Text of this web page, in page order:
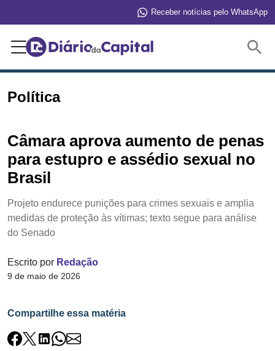
Receber notícias pelo WhatsApp
Política
Câmara aprova aumento de penas
para estupro e assédio sexual no
Brasil
Projeto endurece punições para crimes sexuais e amplia
medidas de proteção às vítimas; texto segue para análise
do Senado
Escrito por Redação
9 de maio de 2026
Compartilhe essa matéria